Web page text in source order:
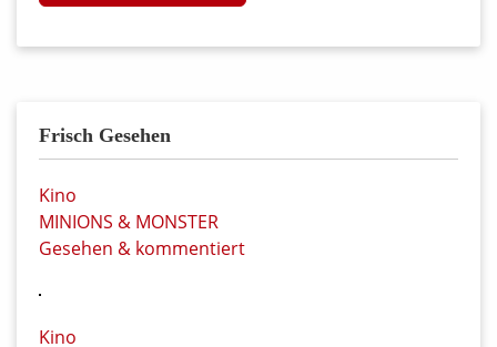
Frisch Gesehen
Kino
MINIONS & MONSTER
Gesehen & kommentiert
Kino